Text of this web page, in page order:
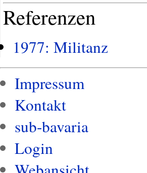
Referenzen
1977: Militanz
Impressum
Kontakt
sub-bavaria
Login